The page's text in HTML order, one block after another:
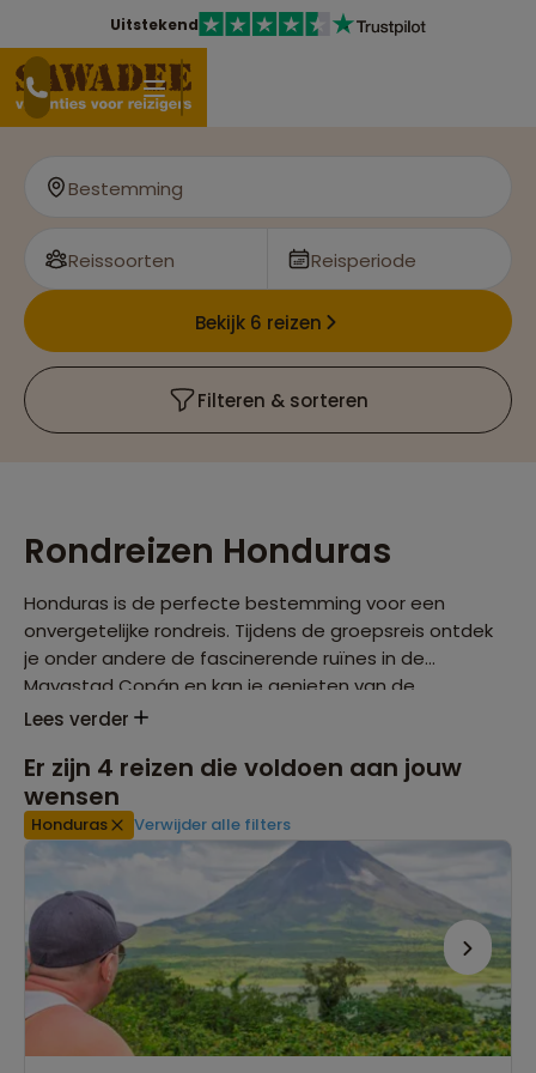
Uitstekend
Bestemming
Reissoorten Reisperiode
Bekijk 6 reizen
Filteren & sorteren
Rondreizen Honduras
Honduras is de perfecte bestemming voor een
onvergetelijke rondreis. Tijdens de groepsreis ontdek
je onder andere de fascinerende ruïnes in de
Mayastad Copán en kan je genieten van de
fantastische natuur en de prachtige Caribische
Lees verder
Er zijn 4 reizen die voldoen aan jouw
wensen
Honduras Verwijder alle filters